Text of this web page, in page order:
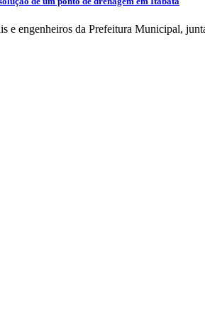
e engenheiros da Prefeitura Municipal,